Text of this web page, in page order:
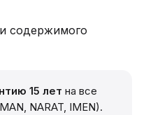
содержимого
15 лет на все
NARAT, IMEN).